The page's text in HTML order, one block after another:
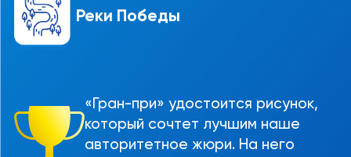
Реки Победы
«Гран-при» удостоится рисунок,
который сочтет лучшим наше
авторитетное жюри. На него